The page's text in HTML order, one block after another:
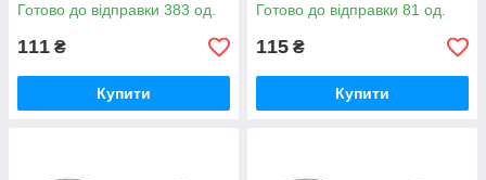
Готово до відправки 383 од.
111 ₴
Купити
Готово до відправки 81 од.
115 ₴
Купити